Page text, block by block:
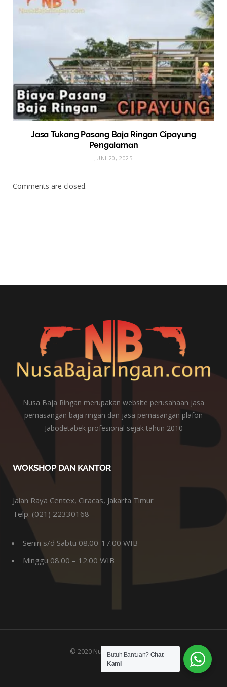
Jasa Tukang Pasang Baja Ringan Cipayung
Pengalaman
JUNI 20, 2025
Comments are closed.
Nusa Baja Ringan merupakan website perusahaan jasa
pemasangan baja ringan dan jasa pemasangan plafon
Jabodetabek profesional sejak tahun 2010
WOKSHOP DAN KANTOR
Jalan Raya Centex, Ciracas, Jakarta Timur
Telp. (021) 22330168
Senin s/d Sabtu 08.00-17.00 WIB
Minggu 08.00 – 12.00 WIB
© 2020 Nusabajaringan.com
TOP
Butuh Bantuan? Chat
Kami